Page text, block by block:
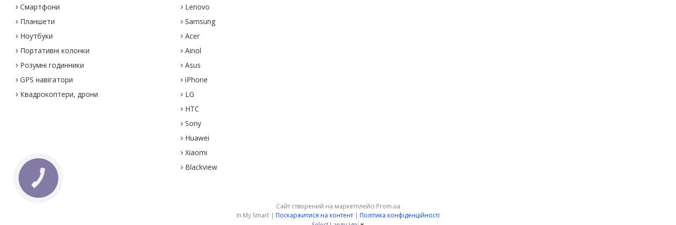
Смартфони
Планшети
Ноутбуки
Портативні колонки
Розумні годинники
GPS навігатори
Квадрокоптери, дрони
Lenovo
Samsung
Acer
Ainol
Asus
iPhone
LG
HTC
Sony
Huawei
Xiaomi
Blackview
Сайт створений на маркетплейсі Prom.ua
In My Smart | Поскаржитися на контент | Політика конфіденційності
КНОПКА
ЗВ'ЯЗКУ